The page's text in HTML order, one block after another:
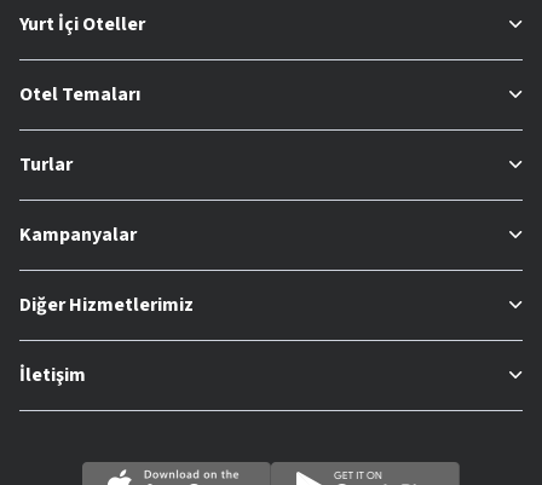
Yurt İçi Oteller
Otel Temaları
Turlar
Kampanyalar
Diğer Hizmetlerimiz
İletişim